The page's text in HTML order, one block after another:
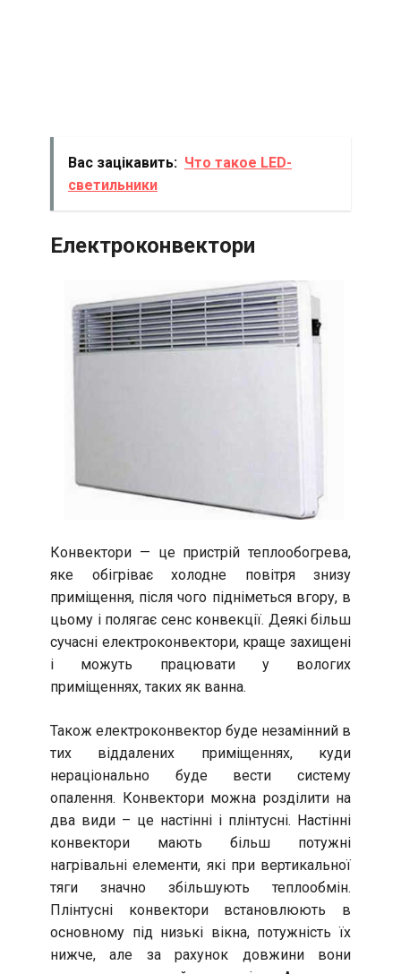
Вас зацікавить: Что такое LED-
светильники
Електроконвектори
Конвектори — це пристрій теплообогрева,
яке обігріває холодне повітря знизу
приміщення, після чого підніметься вгору, в
цьому і полягає сенс конвекції. Деякі більш
сучасні електроконвектори, краще захищені
і можуть працювати у вологих
приміщеннях, таких як ванна.
Також електроконвектор буде незамінний в
тих віддалених приміщеннях, куди
нераціонально буде вести систему
опалення. Конвектори можна розділити на
два види – це настінні і плінтусні. Настінні
конвектори мають більш потужні
нагрівальні елементи, які при вертикальної
тяги значно збільшують теплообмін.
Плінтусні конвектори встановлюють в
основному під низькі вікна, потужність їх
нижче, але за рахунок довжини вони